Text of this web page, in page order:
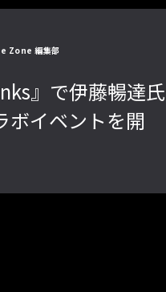
Zone 編集部
』で伊藤暢達氏
ボイベントを開